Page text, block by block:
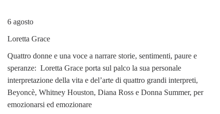
6 agosto
Loretta Grace
Quattro donne e una voce a narrare storie, sentimenti, paure e
speranze: Loretta Grace porta sul palco la sua personale
interpretazione della vita e del’arte di quattro grandi interpreti,
Beyoncè, Whitney Houston, Diana Ross e Donna Summer, per
emozionarsi ed emozionare